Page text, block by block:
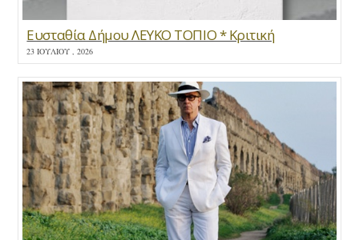
Ευσταθία Δήμου ΛΕΥΚΟ ΤΟΠΙΟ * Κριτική
23 ΙΟΥΛΊΟΥ , 2026